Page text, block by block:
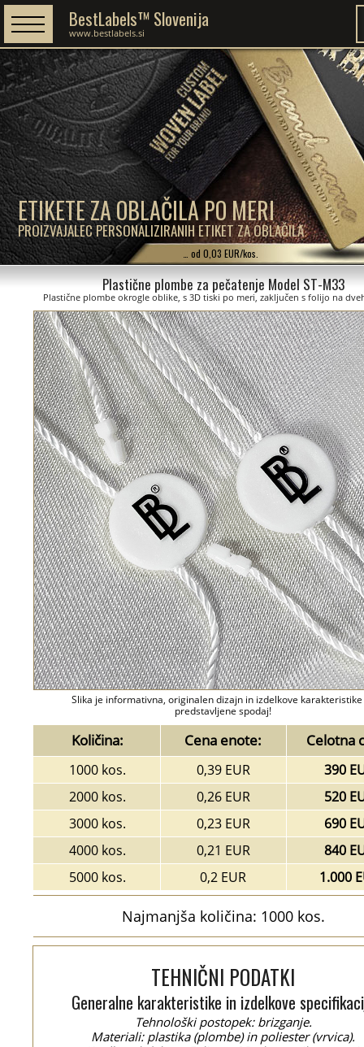
ETIKETE ZA OBLAČILA PO MERI
PROIZVAJALEC PERSONALIZIRANIH ETIKET ZA OBLAČILA
BestLabels™ Slovenija
www.bestlabels.si
… od 0,03 EUR/kos.
Plastične plombe za pečatenje Model ST-M33
Plastične plombe okrogle oblike, s 3D tiski po meri, zaključen s folijo na
Slika je informativna, originalen dizajn in izdelkove
predstavljene spodaj!
Količina: Cena enote: Celotna
1000 kos. 0,39 EUR
390
2000 kos.
0,26 EUR
520
3000 kos.
0,23 EUR
690
4000 kos.
0,21 EUR
840
5000 kos.
0,2 EUR 1.000
Najmanjša količina: 1000 kos.
TEHNIČNI PODATKI
Generalne karakteristike in izdelkove
Tehnološki postopek: brizganje.
Materiali: plastika (plombe) in poliester (vrvica).